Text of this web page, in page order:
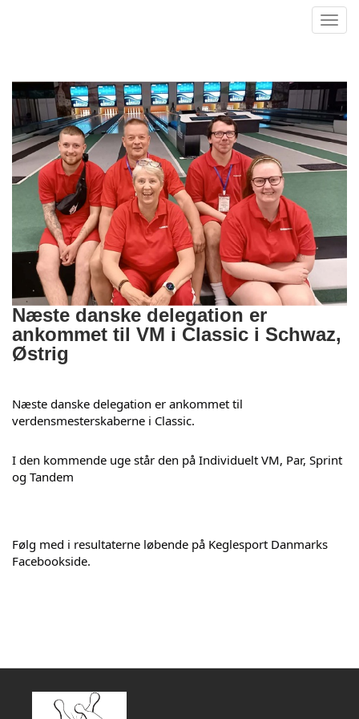
Næste danske delegation er
ankommet til VM i Classic i Schwaz,
Østrig
Næste danske delegation er ankommet til
verdensmesterskaberne i Classic.
I den kommende uge står den på Individuelt VM, Par, Sprint
og Tandem
Følg med i resultaterne løbende på Keglesport Danmarks
Facebookside.